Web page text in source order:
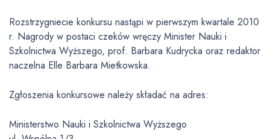
Rozstrzygniecie konkursu nastąpi w pierwszym kwartale 2010
r. Nagrody w postaci czeków wręczy Minister Nauki i
Szkolnictwa Wyższego, prof. Barbara Kudrycka oraz redaktor
naczelna Elle Barbara Mietkowska.
Zgłoszenia konkursowe należy składać na adres:
Ministerstwo Nauki i Szkolnictwa Wyższego